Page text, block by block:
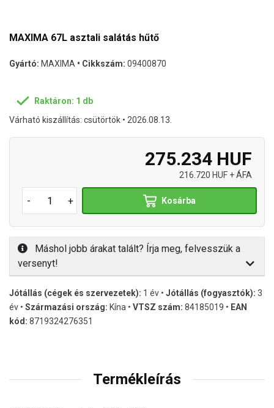
MAXIMA 67L asztali salátás hűtő
Gyártó: MAXIMA • Cikkszám: 09400870
Raktáron: 1 db
Várható kiszállítás: csütörtök • 2026.08.13.
275.234 HUF
216.720 HUF + ÁFA
- + Kosárba
Máshol jobb árakat talált? Írja meg, felvesszük a
versenyt!
Jótállás (cégek és szervezetek): 1 év • Jótállás (fogyasztók): 3
év • Származási ország: Kína • VTSZ szám: 84185019 • EAN
kód: 8719324276351
Termékleírás